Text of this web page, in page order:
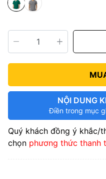
NỘI DUNG
Điền trong mục
Quý khách đồng ý khắc/
chọn phương thức thanh